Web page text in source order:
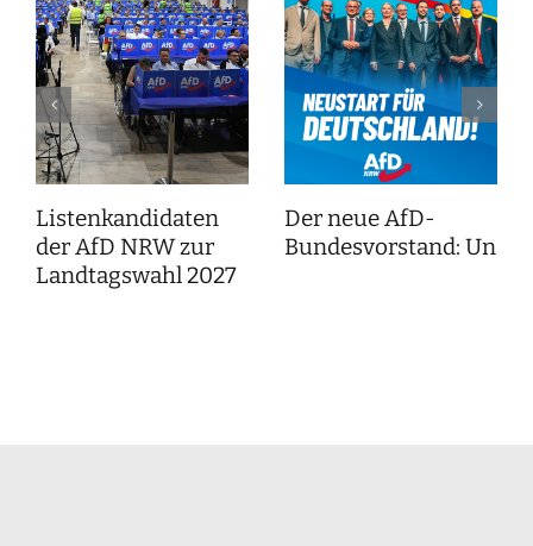
Listenkandidaten
der AfD NRW zur
Landtagswahl 2027
Der neue AfD-
Bundesvorstand: